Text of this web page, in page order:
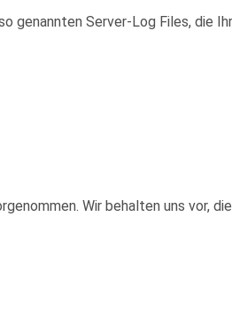
genannten Server-Log Files, die
Wir behalten uns vor,